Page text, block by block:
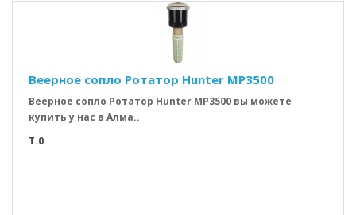
Веерное сопло Ротатор Hunter MP3500
Веерное сопло Ротатор Hunter MP3500 вы можете
купить у нас в Алма..
T.0